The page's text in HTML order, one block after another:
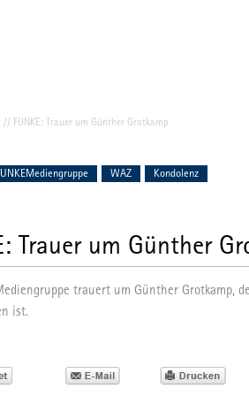
Mitglied
Vorstand
Landes-
// FUNKE: Trauer um Günther Grotkamp
WAZ Kondolenz
Trauer um Günther
trauert um Günther
ist.